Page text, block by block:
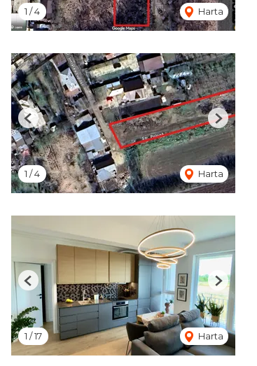
1 /4 Harta
1 /4 Harta
Previous Next
1 /17 Harta
Previous Next